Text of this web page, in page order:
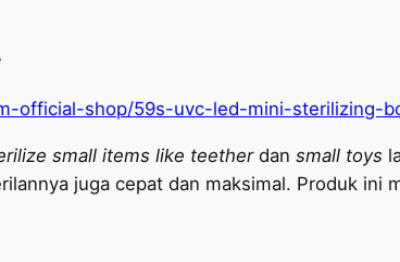
official-shop/59s-uvc-led-mini-sterilizing-
small items like teether dan small toys
juga cepat dan maksimal. Produk ini